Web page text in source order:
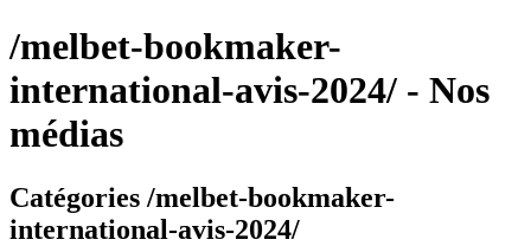
/melbet-bookmaker-
international-avis-2024/ - Nos
médias
Catégories /melbet-bookmaker-
international-avis-2024/